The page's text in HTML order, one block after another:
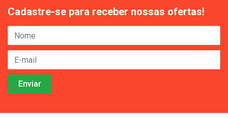
Cadastre-se para receber nossas ofertas!